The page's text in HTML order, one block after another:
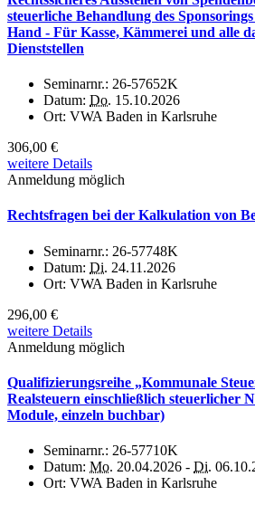
steuerliche Behandlung des
Hand - Für Kasse, Kämmerei und alle
Dienststellen
Seminarnr.: 26-57652K
Datum: Do. 15.10.2026
Ort: VWA Baden in Karlsruhe
306,00 €
weitere Details
Anmeldung möglich
Rechtsfragen bei der Kalkulation von
Seminarnr.: 26-57748K
Datum: Di. 24.11.2026
Ort: VWA Baden in Karlsruhe
296,00 €
weitere Details
Anmeldung möglich
Qualifizierungsreihe „Kommunale
Realsteuern einschließlich steuerlicher
Module, einzeln buchbar)
Seminarnr.: 26-57710K
Datum: Mo. 20.04.2026 - Di.
Ort: VWA Baden in Karlsruhe